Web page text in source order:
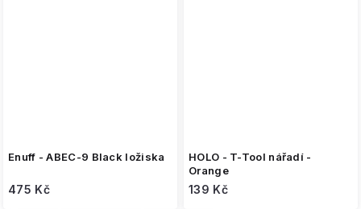
Enuff - ABEC-9 Black ložiska
475 Kč
HOLO - T-Tool nářadí -
Orange
139 Kč